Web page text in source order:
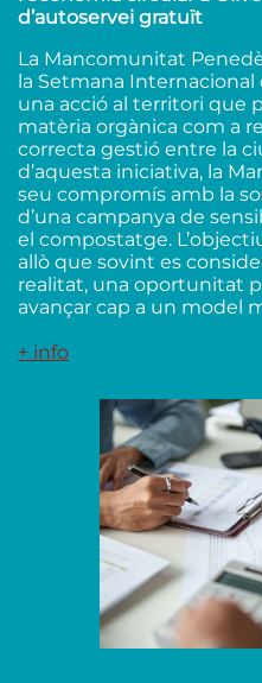
d’autoservei gratuït
La Mancomunitat
la Setmana
una acció al territori que
matèria orgànica com a
correcta gestió entre la
d’aquesta iniciativa, la
seu compromís amb la
d’una campanya de
el compostatge.
allò que sovint es
realitat, una oportunitat
avançar cap a un model
+ info